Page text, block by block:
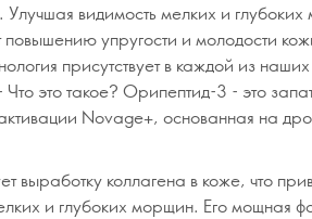
Улучшая видимость мелких и
упругости и молодости
присутствует в каждой из
это такое? Орипептид-3 - это
Novage+, основанная на
выработку коллагена в коже, что
и глубоких морщин. Его мощная